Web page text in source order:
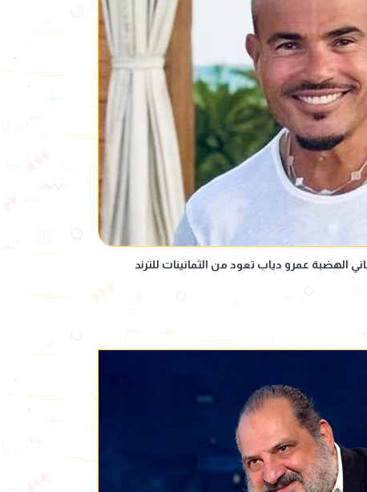
الهضبة عمرو دياب تعود من الثمانينات للترند